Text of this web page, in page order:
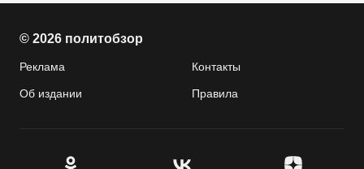
© 2026 политобзор
Реклама Контакты
Об издании Правила